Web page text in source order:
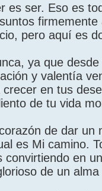
es ser. Eso es
pero aquí es
ya que
y valentía
en tus
de tu vida
de dar
es Mi camino.
convirtiendo en
de un alma